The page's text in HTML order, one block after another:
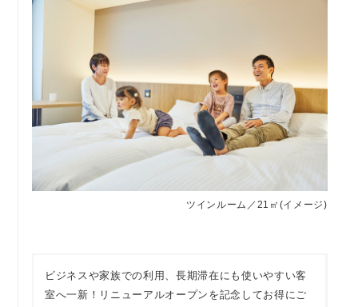
ツインルーム／21㎡(イメージ)
ビジネスや家族での利用、長期滞在にも使いやすい客
室へ一新！リニューアルオープンを記念してお得にご